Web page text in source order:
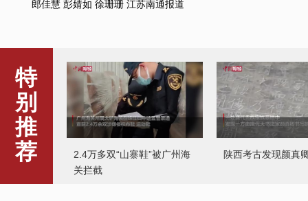
郎佳慧 彭婧如 徐珊珊 江苏南通报道
特
别
推
荐
2.4万多双“山寨鞋”被广州海
关拦截
陕西考古发现颜真